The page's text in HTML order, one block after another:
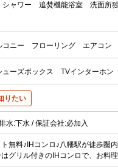
シャワー 追焚機能浴室 洗面所
コニー フローリング エアコン
ューズボックス TVインターホン
りたい
水:下水 / 保証会社:必加入
無料♪IHコンロ♪八幡駅が徒歩圏
グリル付きのIHコンロで、お料